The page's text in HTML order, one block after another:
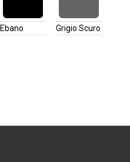
Ebano Grigio Scuro